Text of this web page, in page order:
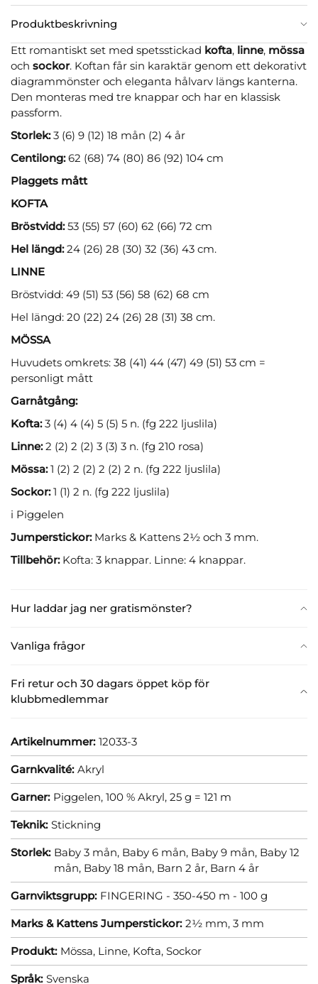
Produktbeskrivning
Hur laddar jag ner gratismönster?
Vanliga frågor
Fri retur och 30 dagars öppet köp för
klubbmedlemmar
Ett romantiskt set med spetsstickad kofta, linne, mössa
och sockor. Koftan får sin karaktär genom ett dekorativt
diagrammönster och eleganta hålvarv längs kanterna.
Den monteras med tre knappar och har en klassisk
passform.
Storlek:3 (6) 9 (12) 18 mån (2) 4 år
Centilong:62 (68) 74 (80) 86 (92) 104 cm
Plaggets mått
KOFTA
Bröstvidd:53 (55) 57 (60) 62 (66) 72 cm
Hel längd:24 (26) 28 (30) 32 (36) 43 cm.
LINNE
Bröstvidd: 49 (51) 53 (56) 58 (62) 68 cm
Hel längd: 20 (22) 24 (26) 28 (31) 38 cm.
MÖSSA
Huvudets omkrets: 38 (41) 44 (47) 49 (51) 53 cm =
personligt mått
Garnåtgång:
Kofta:3 (4) 4 (4) 5 (5) 5 n. (fg 222 ljuslila)
Linne:2 (2) 2 (2) 3 (3) 3 n. (fg 210 rosa)
Mössa:1 (2) 2 (2) 2 (2) 2 n. (fg 222 ljuslila)
Sockor:1 (1) 2 n. (fg 222 ljuslila)
i Piggelen
Jumperstickor:Marks & Kattens 2½ och 3 mm.
Tillbehör:Kofta: 3 knappar. Linne: 4 knappar.
Artikelnummer: 12033-3
Garnkvalité: Akryl
Garner: Piggelen, 100 % Akryl, 25 g = 121 m
Teknik: Stickning
Storlek: Baby 3 mån, Baby 6 mån, Baby 9 mån, Baby 12
mån, Baby 18 mån, Barn 2 år, Barn 4 år
Garnviktsgrupp: FINGERING - 350-450 m - 100 g
Marks & Kattens Jumperstickor: 2½ mm, 3 mm
Produkt: Mössa, Linne, Kofta, Sockor
Språk: Svenska